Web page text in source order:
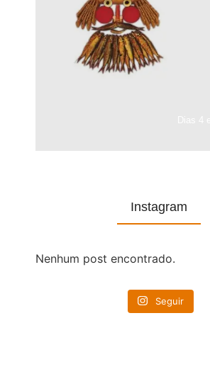
Instagram
Nenhum post encontrado.
Seguir